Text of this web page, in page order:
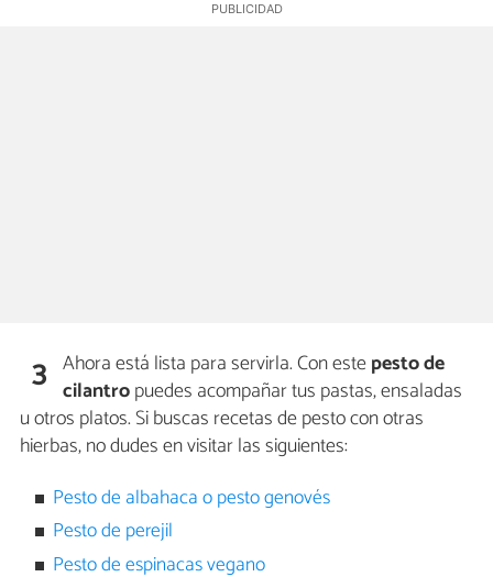
3 Ahora está lista para servirla. Con estepesto de
cilantropuedes acompañar tus pastas, ensaladas
u otros platos. Si buscas recetas de pesto con otras
hierbas, no dudes en visitar las siguientes:
Pesto de albahaca o pesto genovés
Pesto de perejil
Pesto de espinacas vegano